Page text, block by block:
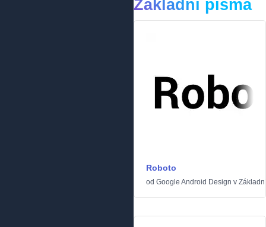
Základní písma
Roboto
od Google Android Design v Základní